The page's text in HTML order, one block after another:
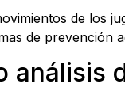
de los
de prevención
análisis